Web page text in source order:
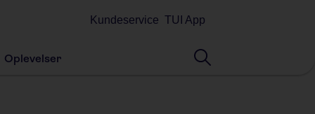
Kundeservice TUI App
Oplevelser